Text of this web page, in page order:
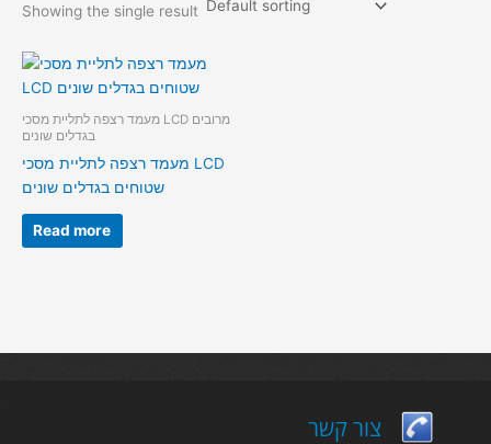
Showing the single result
מעמד רצפה לתליית מסכי LCD מרובים
בגדלים שונים
מעמד רצפה לתליית מסכי LCD
שטוחים בגדלים שונים
Read more
צור קשר